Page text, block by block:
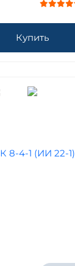
Купить